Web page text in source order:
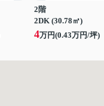
2階
2DK (30.78㎡)
4万円(0.43万円/坪)